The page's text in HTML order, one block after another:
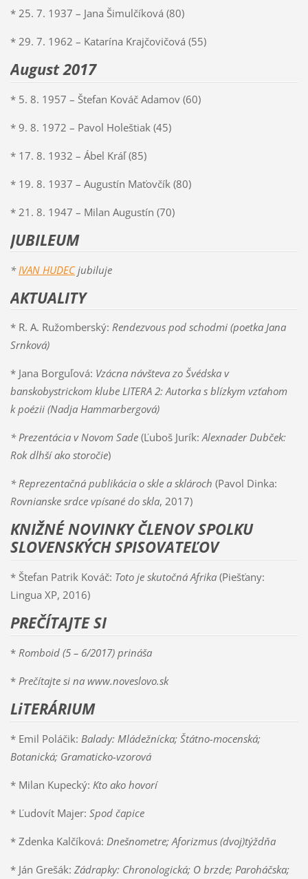
* 25. 7. 1937 – Jana Šimulčíková (80)
* 29. 7. 1962 – Katarína Krajčovičová (55)
August 2017
* 5. 8. 1957 – Štefan Kováč Adamov (60)
* 9. 8. 1972 – Pavol Holeštiak (45)
* 17. 8. 1932 – Ábel Kráľ (85)
* 19. 8. 1937 – Augustín Maťovčík (80)
* 21. 8. 1947 – Milan Augustín (70)
JUBILEUM
* IVAN HUDECjubiluje
AKTUALITY
* R. A. Ružomberský: Rendezvous pod schodmi (poetka Jana
Srnková)
* Jana Borguľová: Vzácna návšteva zo Švédska v
banskobystrickom klube LITERA 2: Autorka s blízkym vzťahom
k poézii (Nadja Hammarbergová)
* Prezentácia v Novom Sade(Ľuboš Jurík:Alexnader Dubček:
Rok dlhší ako storočie)
* Reprezentačná publikácia o skle a sklároch (Pavol Dinka:
Rovnianske srdce vpísané do skla, 2017)
KNIŽNÉ NOVINKY ČLENOV SPOLKU
SLOVENSKÝCH SPISOVATEĽOV
* Štefan Patrik Kováč: Toto je skutočná Afrika(Piešťany:
Lingua XP, 2016)
PREČÍTAJTE SI
* Romboid (5 – 6/2017) prináša
* Prečítajte si na www.noveslovo.sk
LiTERÁRIUM
* Emil Poláčik: Balady: Mládežnícka; Štátno-mocenská;
Botanická; Gramaticko-vzorová
* Milan Kupecký: Kto ako hovorí
* Ľudovít Majer: Spod čapice
* Zdenka Kalčíková: Dnešnometre; Aforizmus (dvoj)týždňa
* Ján Grešák: Zádrapky: Chronologická; O brzde; Paroháčska;